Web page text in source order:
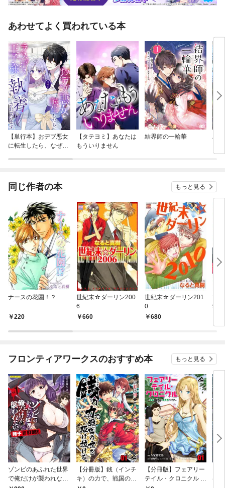
あわせてよく買われている本
【単行本】おデブ悪女
に転生したら、なぜか
【タテヨミ】あなたは
もういりません
結界師の一輪華
バ
今
同じ作者の本 もっと見る
ナースの花園！？
220
世紀末☆ダーリン200
6
660
世紀末☆ダーリン201
0
680
世
9
フロンティアワークスのおすすめ本 もっと見る
ゾンビのあふれた世界
で俺だけが襲われない
【分冊版】銭（インチ
キ）の力で、戦国の世
【分冊版】フェアリー
テイル・クロニクル ～
は